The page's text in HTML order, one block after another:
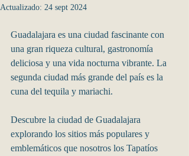
Actualizado: 24 sept 2024
Guadalajara es una ciudad fascinante con
una gran riqueza cultural, gastronomía
deliciosa y una vida nocturna vibrante. La
segunda ciudad más grande del país es la
cuna del tequila y mariachi.
Descubre la ciudad de Guadalajara
explorando los sitios más populares y
emblemáticos que nosotros los Tapatíos